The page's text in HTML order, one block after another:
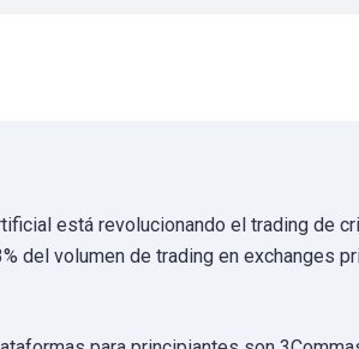
está revolucionando el trading de
del volumen de trading en exchanges